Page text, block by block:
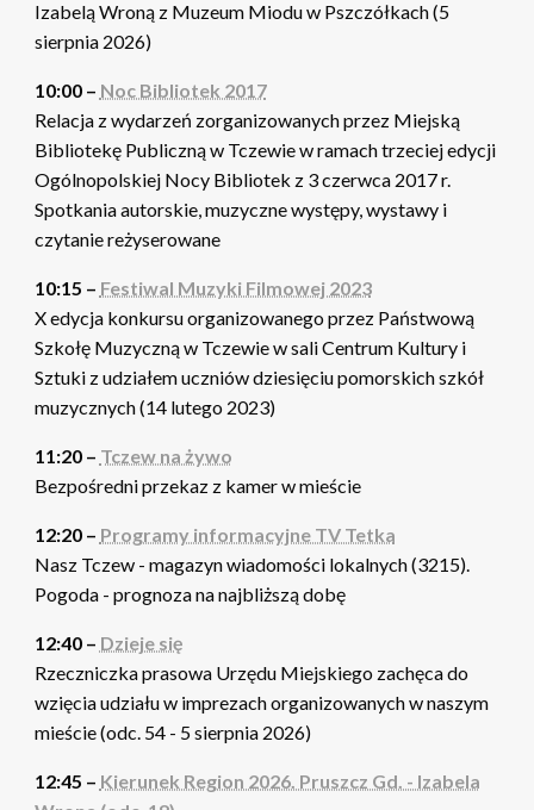
Izabelą Wroną z Muzeum Miodu w Pszczółkach (5
sierpnia 2026)
10:00 – Noc Bibliotek 2017
Relacja z wydarzeń zorganizowanych przez Miejską
Bibliotekę Publiczną w Tczewie w ramach trzeciej edycji
Ogólnopolskiej Nocy Bibliotek z 3 czerwca 2017 r.
Spotkania autorskie, muzyczne występy, wystawy i
czytanie reżyserowane
10:15 – Festiwal Muzyki Filmowej 2023
X edycja konkursu organizowanego przez Państwową
Szkołę Muzyczną w Tczewie w sali Centrum Kultury i
Sztuki z udziałem uczniów dziesięciu pomorskich szkół
muzycznych (14 lutego 2023)
11:20 – Tczew na żywo
Bezpośredni przekaz z kamer w mieście
12:20 – Programy informacyjne TV Tetka
Nasz Tczew - magazyn wiadomości lokalnych (3215).
Pogoda - prognoza na najbliższą dobę
12:40 – Dzieje się
Rzeczniczka prasowa Urzędu Miejskiego zachęca do
wzięcia udziału w imprezach organizowanych w naszym
mieście (odc. 54 - 5 sierpnia 2026)
12:45 – Kierunek Region 2026. Pruszcz Gd. - Izabela